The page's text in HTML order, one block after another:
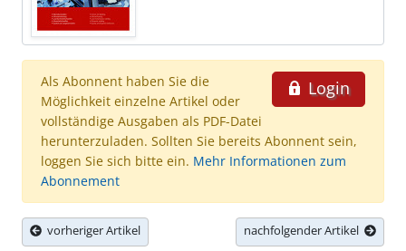
Login
Als Abonnent haben Sie die
Möglichkeit einzelne Artikel oder
vollständige Ausgaben als PDF-Datei
herunterzuladen. Sollten Sie bereits Abonnent sein,
loggen Sie sich bitte ein. Mehr Informationen zum
Abonnement
vorheriger Artikel nachfolgender Artikel